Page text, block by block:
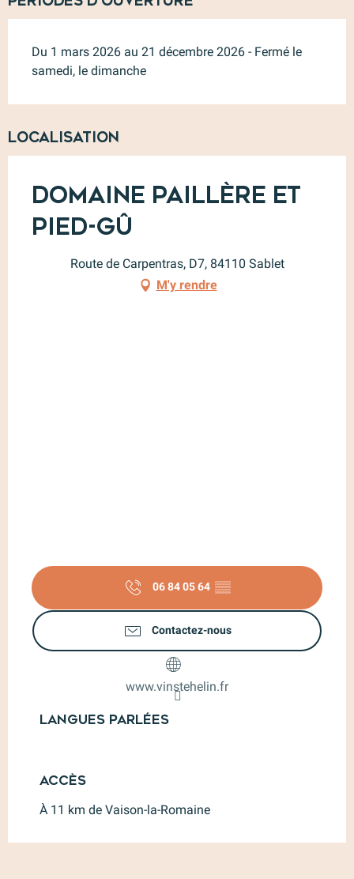
Du 1 mars 2026 au 21 décembre 2026 - Fermé le
samedi, le dimanche
Localisation
Domaine Paillère et
Pied-Gû
Route de Carpentras, D7, 84110 Sablet
M'y rendre
06 84 05 64 ▒▒
Contactez-nous
www.vinstehelin.fr
Langues parlées
Langues parlées
Accès
Accès
À 11 km de Vaison-la-Romaine